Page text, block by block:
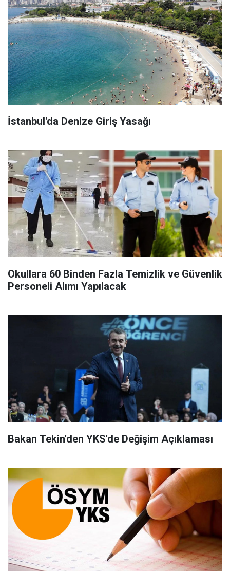
İstanbul'da Denize Giriş Yasağı
Okullara 60 Binden Fazla Temizlik ve Güvenlik
Personeli Alımı Yapılacak
Bakan Tekin'den YKS'de Değişim Açıklaması